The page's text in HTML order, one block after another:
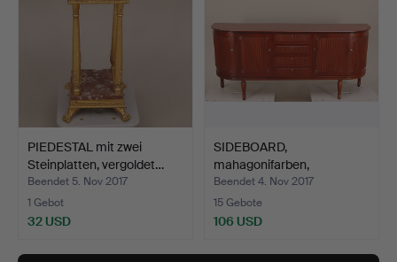
PIEDESTAL mit zwei
Steinplatten, vergoldet…
Beendet 5. Nov 2017
1 Gebot
32 USD
SIDEBOARD,
mahagonifarben,
Gustavianischer…
Beendet 4. Nov 2017
15 Gebote
106 USD